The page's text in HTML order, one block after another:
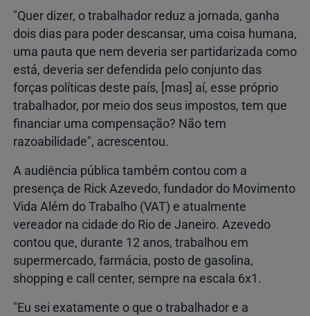
"Quer dizer, o trabalhador reduz a jornada, ganha
dois dias para poder descansar, uma coisa humana,
uma pauta que nem deveria ser partidarizada como
está, deveria ser defendida pelo conjunto das
forças políticas deste país, [mas] aí, esse próprio
trabalhador, por meio dos seus impostos, tem que
financiar uma compensação? Não tem
razoabilidade", acrescentou.
A audiência pública também contou com a
presença de Rick Azevedo, fundador do Movimento
Vida Além do Trabalho (VAT) e atualmente
vereador na cidade do Rio de Janeiro. Azevedo
contou que, durante 12 anos, trabalhou em
supermercado, farmácia, posto de gasolina,
shopping e call center, sempre na escala 6x1.
"Eu sei exatamente o que o trabalhador e a